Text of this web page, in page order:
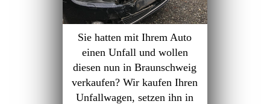
Sie hatten mit Ihrem Auto
einen Unfall und wollen
diesen nun in Braunschweig
verkaufen? Wir kaufen Ihren
Unfallwagen, setzen ihn in